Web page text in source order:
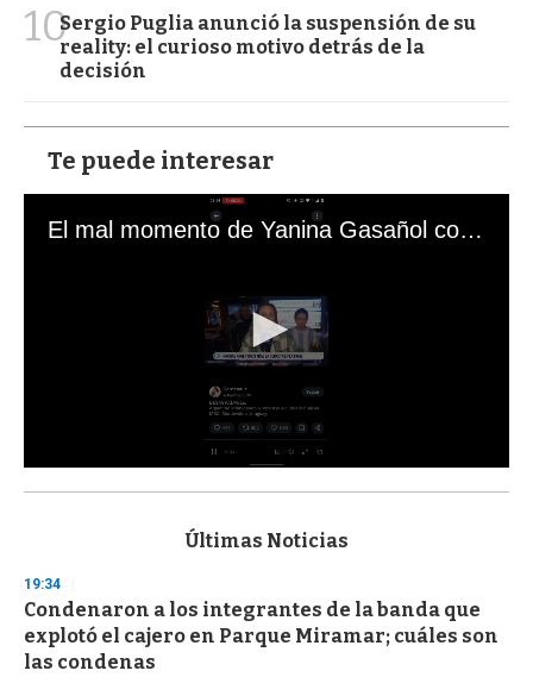
10Sergio Puglia anunció la suspensión de su
reality: el curioso motivo detrás de la
decisión
Te puede interesar
El mal momento de Yanina Gasañol con un hincha argentino en "Subrayado"
s
d
s
o
f
3
Últimas Noticias
19:34
Condenaron a los integrantes de la banda que
explotó el cajero en Parque Miramar; cuáles son
las condenas